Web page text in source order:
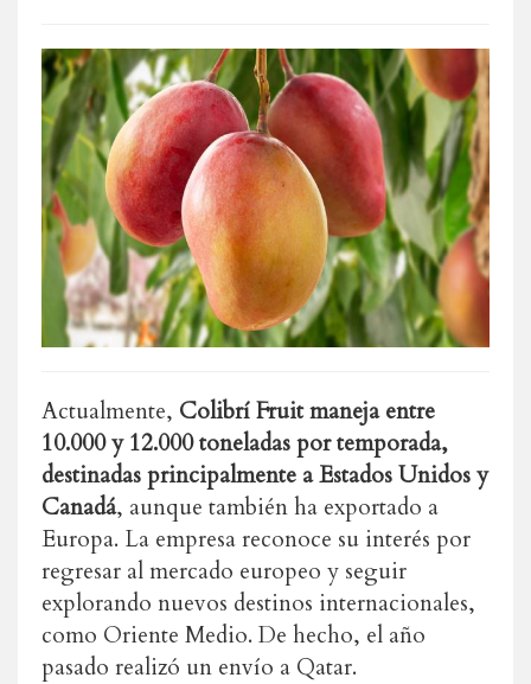
Actualmente, Colibrí Fruit maneja entre
10.000 y 12.000 toneladas por temporada,
destinadas principalmente a Estados Unidos y
Canadá, aunque también ha exportado a
Europa. La empresa reconoce su interés por
regresar al mercado europeo y seguir
explorando nuevos destinos internacionales,
como Oriente Medio. De hecho, el año
pasado realizó un envío a Qatar.